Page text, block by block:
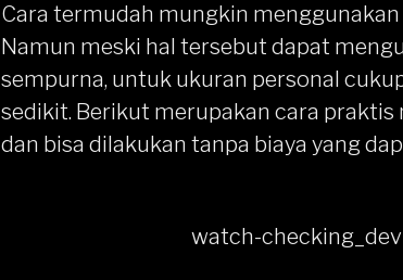
Cara termudah mungkin
Namun meski hal tersebut dapat
sempurna, untuk ukuran personal
sedikit. Berikut merupakan cara praktis
dan bisa dilakukan tanpa biaya yang